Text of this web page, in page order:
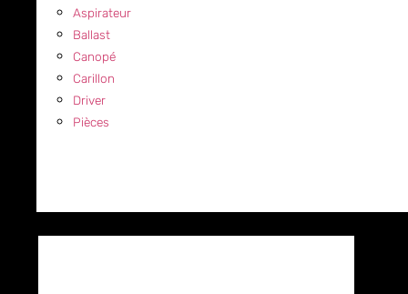
Aspirateur
Ballast
Canopé
Carillon
Driver
Pièces